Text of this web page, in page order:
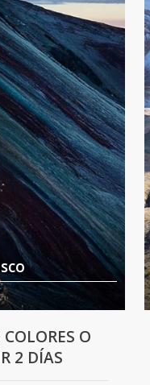
O
2 DÍAS